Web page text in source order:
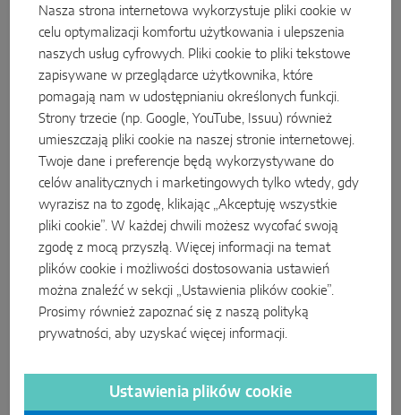
Zakres 1
spalania, np. z urządzeń chłodniczych lub samochodów
Nasza strona internetowa wykorzystuje pliki cookie w
celu optymalizacji komfortu użytkowania i ulepszenia
naszych usług cyfrowych. Pliki cookie to pliki tekstowe
zapisywane w przeglądarce użytkownika, które
pomagają nam w udostępnianiu określonych funkcji.
Strony trzecie (np. Google, YouTube, Issuu) również
umieszczają pliki cookie na naszej stronie internetowej.
Twoje dane i preferencje będą wykorzystywane do
celów analitycznych i marketingowych tylko wtedy, gdy
wyrazisz na to zgodę, klikając „Akceptuję wszystkie
pliki cookie”. W każdej chwili możesz wycofać swoją
zgodę z mocą przyszłą. Więcej informacji na temat
plików cookie i możliwości dostosowania ustawień
można znaleźć w sekcji „Ustawienia plików cookie”.
Prosimy również zapoznać się z naszą polityką
prywatności, aby uzyskać więcej informacji.
Ustawienia plików cookie